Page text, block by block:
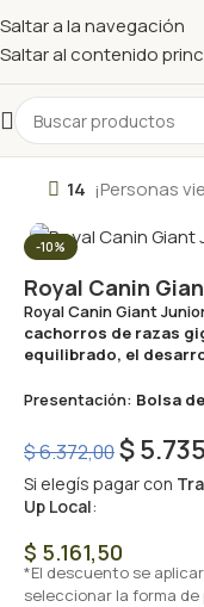
Saltar a la navegación
Saltar al contenido
14 ¡Personas
-10%
Royal Canin
Royal Canin Giant
cachorros de razas
equilibrado, el
Presentación: Bolsa
$6.372,00$
Si elegís pagar con
Up Local:
$ 5.161,50
*El descuento se
seleccionar la forma de